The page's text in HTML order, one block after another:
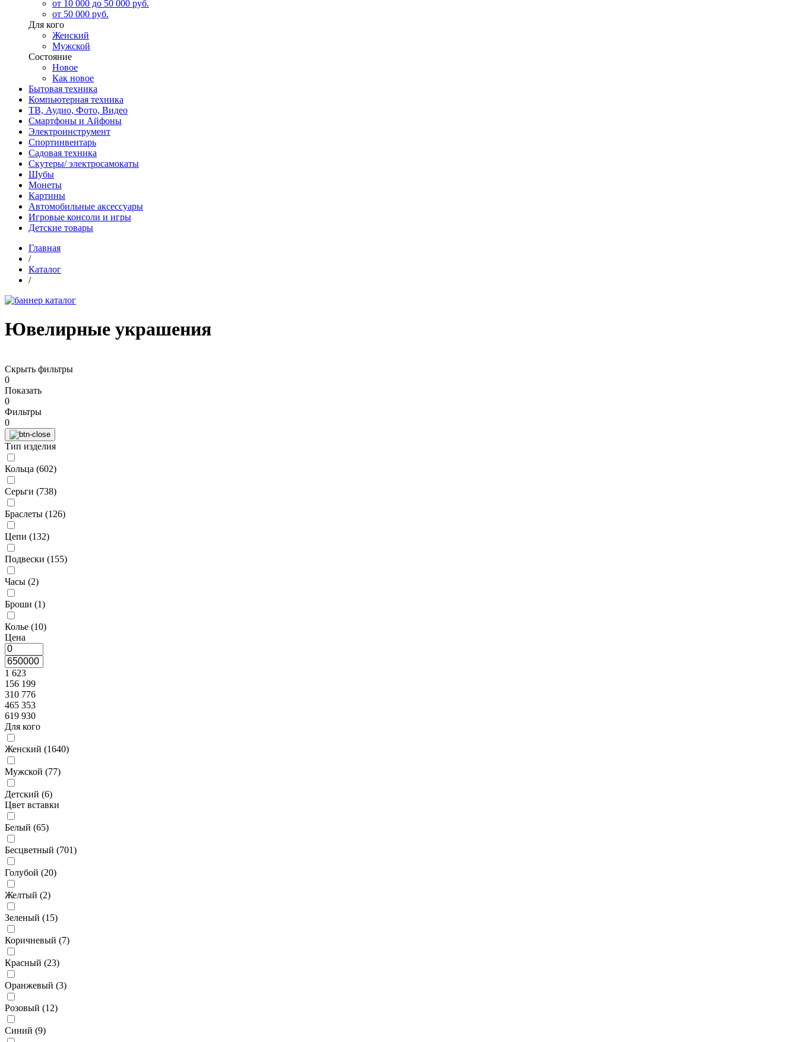
от 10 000 до 50 000 руб.
от 50 000 руб.
Для кого
Женский
Мужской
Состояние
Новое
Как новое
Бытовая техника
Компьютерная техника
ТВ, Аудио, Фото, Видео
Смартфоны и Айфоны
Электроинструмент
Спортинвентарь
Садовая техника
Скутеры/ электросамокаты
Шубы
Монеты
Картины
Автомобильные аксессуары
Игровые консоли и игры
Детские товары
Главная
/
Каталог
/
Ювелирные украшения
Скрыть фильтры
0
Показать
0
Фильтры
0
Тип изделия
Кольца (602)
Серьги (738)
Браслеты (126)
Цепи (132)
Подвески (155)
Часы (2)
Броши (1)
Колье (10)
Цена
1 623
156 199
310 776
465 353
619 930
Для кого
Женский (1640)
Мужской (77)
Детский (6)
Цвет вставки
Белый (65)
Бесцветный (701)
Голубой (20)
Желтый (2)
Зеленый (15)
Коричневый (7)
Красный (23)
Оранжевый (3)
Розовый (12)
Синий (9)